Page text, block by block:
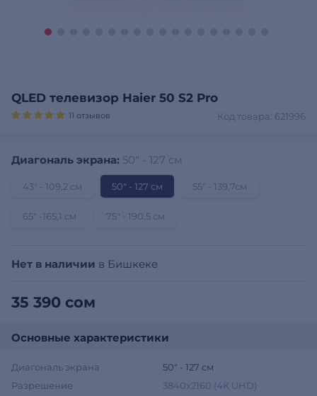
QLED телевизор Haier 50 S2 Pro
Код товара: 621996
11 отзывов
Диагональ экрана: 50″ - 127 см
43″ - 109,2 см 50″ - 127 см 55″ - 139,7см
65″ -165,1 см 75″ - 190,5 см
Нет в наличии в Бишкеке
35 390 сом
Основные характеристики
Диагональ экрана
50″ - 127 см
Разрешение
3840x2160 (4K UHD)